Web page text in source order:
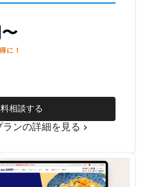
〜
に！
相談する
ンの詳細を見る